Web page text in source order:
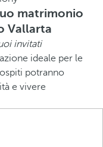
matrimonio
Vallarta
invitati
ideale per le
potranno
e vivere